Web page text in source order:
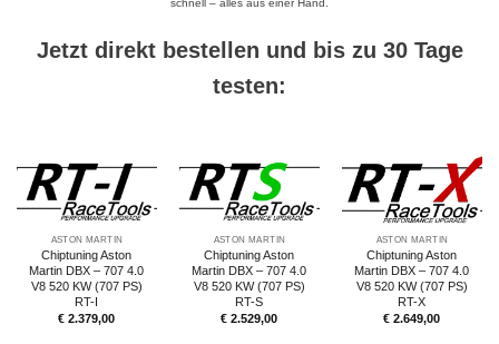
schnell – alles aus einer Hand.
Jetzt direkt bestellen und bis zu 30 Tage
testen:
ASTON MARTIN
Chiptuning Aston
Martin DBX – 707 4.0
V8 520 KW (707 PS)
RT-I
€ 2.379,00
ASTON MARTIN
Chiptuning Aston
Martin DBX – 707 4.0
V8 520 KW (707 PS)
RT-S
€ 2.529,00
ASTON MARTIN
Chiptuning Aston
Martin DBX – 707 4.0
V8 520 KW (707 PS)
RT-X
€ 2.649,00